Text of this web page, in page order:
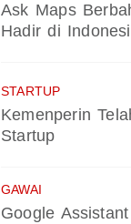
Ask Maps
Hadir di
STARTUP
Kemenperin
Startup
GAWAI
Google